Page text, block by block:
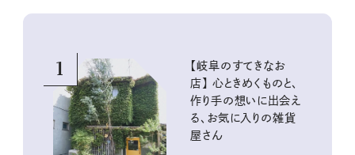
1
【岐阜のすてきなお
店】 心ときめくものと、
作り手の想いに出会え
る、お気に入りの雑貨
屋さん